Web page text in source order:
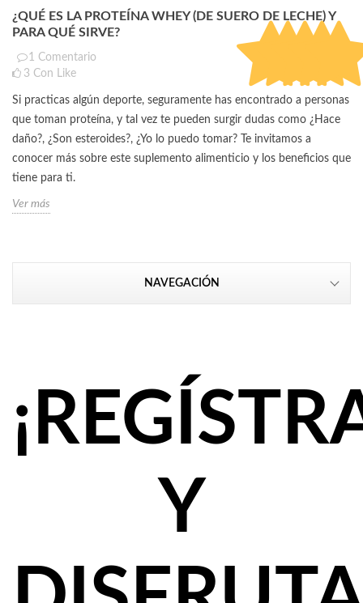
¿QUÉ ES LA PROTEÍNA WHEY (DE SUERO DE LECHE) Y
PARA QUÉ SIRVE?
1 Comentario
3 Con Like
Si practicas algún deporte, seguramente has encontrado a personas
que toman proteína, y tal vez te pueden surgir dudas como ¿Hace
daño?, ¿Son esteroides?, ¿Yo lo puedo tomar? Te invitamos a
conocer más sobre este suplemento alimenticio y los beneficios que
tiene para ti.
Ver más
NAVEGACIÓN
Y